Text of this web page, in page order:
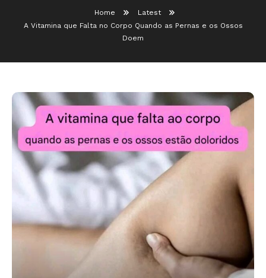
Home
Latest
A Vitamina que Falta no Corpo Quando as Pernas e os Ossos
Doem